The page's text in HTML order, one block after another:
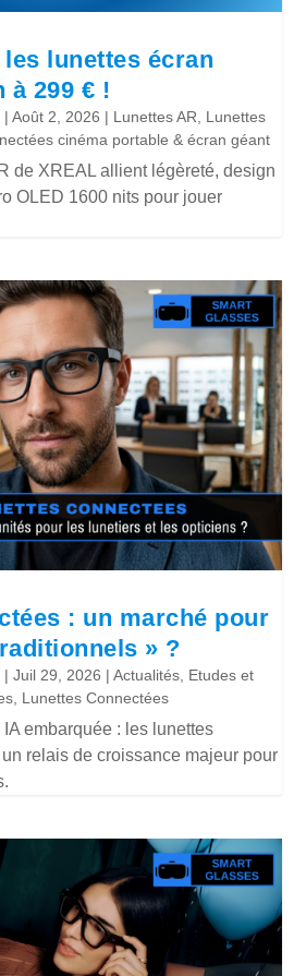
lunettes écran
à 299 € !
|Août 2, 2026 | Lunettes AR
Lunettes
cinéma portable & écran géant
de XREAL allient légèreté, design
OLED 1600 nits pour jouer
: un marché pour
» ?
|Juil 29, 2026 |Actualités Etudes et
Lunettes Connectées
embarquée : les lunettes
relais de croissance majeur pour